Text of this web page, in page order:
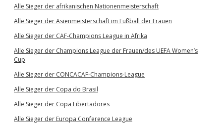
Alle Sieger der afrikanischen Nationenmeisterschaft
Alle Sieger der Asienmeisterschaft im Fußball der Frauen
Alle Sieger der CAF-Champions League in Afrika
Alle Sieger der Champions League der Frauen/des UEFA Women’s
Cup
Alle Sieger der CONCACAF-Champions-League
Alle Sieger der Copa do Brasil
Alle Sieger der Copa Libertadores
Alle Sieger der Europa Conference League